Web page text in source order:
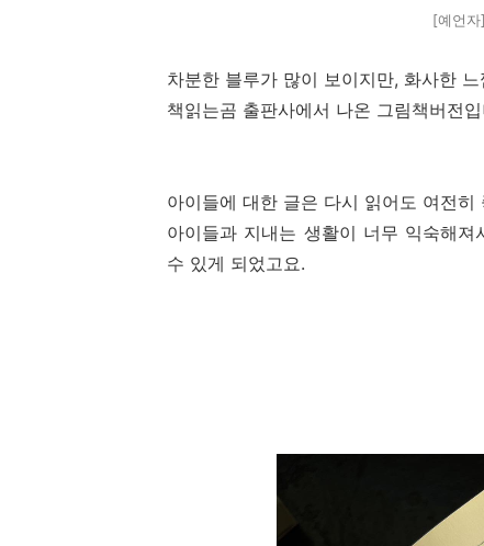
[예언
차분한 블루가 많이 보이지만, 화사한
책읽는곰 출판사에서 나온 그림책버전
아이들에 대한 글은 다시 읽어도 여전히
아이들과 지내는 생활이 너무 익숙해
수 있게 되었고요.